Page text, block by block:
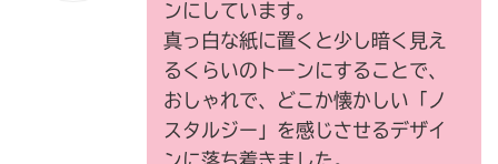
ンにしています。
真っ白な紙に置くと少し暗く見え
るくらいのトーンにすることで、
おしゃれで、どこか懐かしい「ノ
スタルジー」を感じさせるデザイ